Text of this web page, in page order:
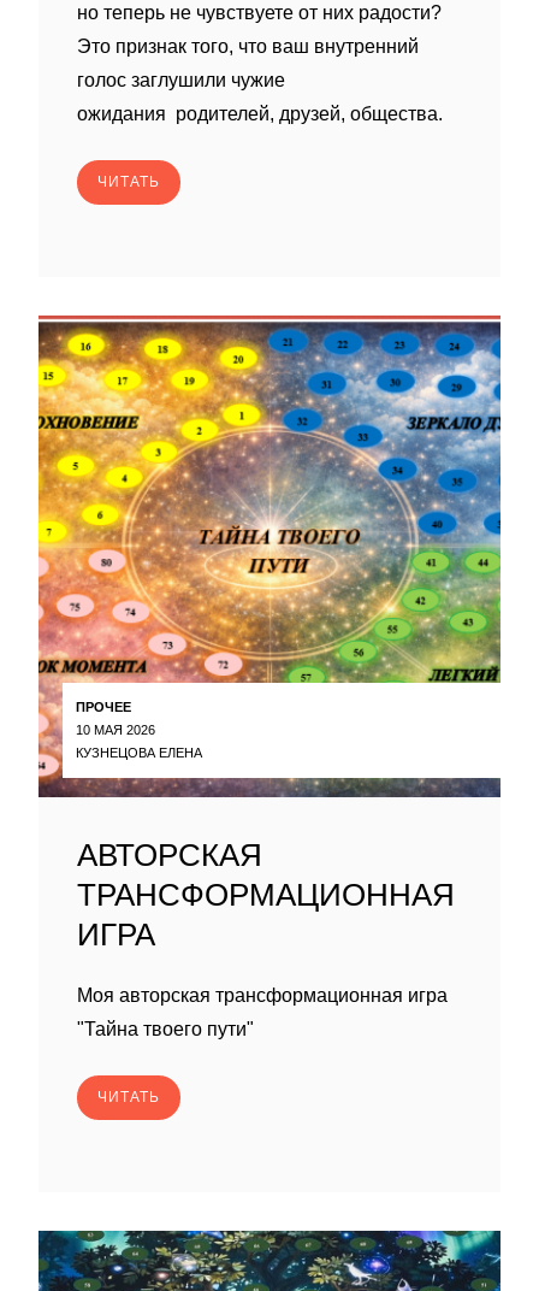
но теперь не чувствуете от них радости?
Это признак того, что ваш внутренний
голос заглушили чужие
ожидания родителей, друзей, общества.
ЧИТАТЬ
ПРОЧЕЕ
10 МАЯ 2026
КУЗНЕЦОВА ЕЛЕНА
АВТОРСКАЯ
ТРАНСФОРМАЦИОННАЯ
ИГРА
Моя авторская трансформационная игра
"Тайна твоего пути"
ЧИТАТЬ